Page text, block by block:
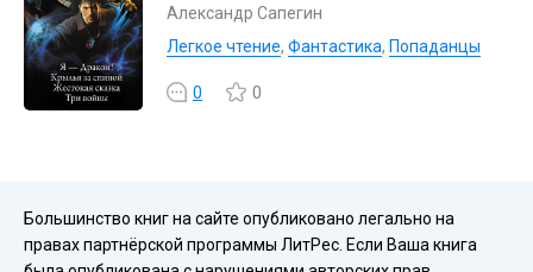
Александр Сапегин
Легкое чтение, Фантастика, Попаданцы
0 0
Большинство книг на сайте опубликовано легально на
правах партнёрской программы ЛитРес. Если Ваша книга